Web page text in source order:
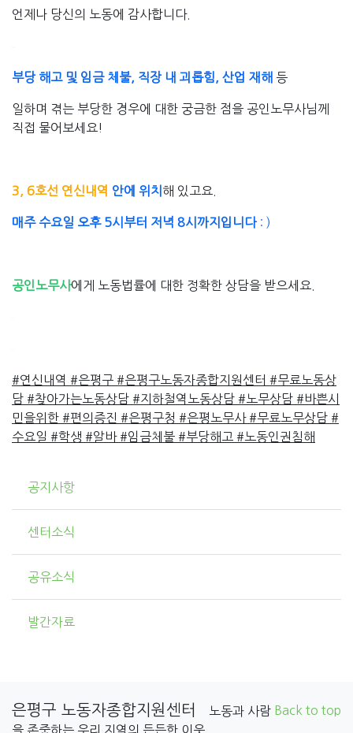
언제나 당신의 노동에 감사합니다.
부당 해고 및 임금 체불, 직장 내 괴롭힘, 산업 재해 등
일하며 겪는 부당한 경우에 대한 궁금한 점을 공인노무사님께
직접 물어보세요!
3, 6호선 연신내역 안에 위치 해 있고요.
매주 수요일 오후 5시부터 저녁 8시까지입니다: )
공인노무사에게 노동법률에 대한 정확한 상담을 받으세요.
#연신내역 #은평구 #은평구노동자종합지원센터 #무료노동상
담 #찾아가는노동상담 #지하철역노동상담 #노무상담 #바쁜시
민을위한 #편의증진 #은평구청 #은평노무사 #무료노무상담 #
수요일 #학생 #알바 #임금체불 #부당해고 #노동인권침해
공지사항
센터소식
공유소식
발간자료
Back to top
은평구 노동자종합지원센터
노동과 사람
을 존중하는 우리 지역의 든든한 이웃